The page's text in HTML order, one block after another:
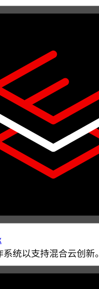
统以支持混合云创新。